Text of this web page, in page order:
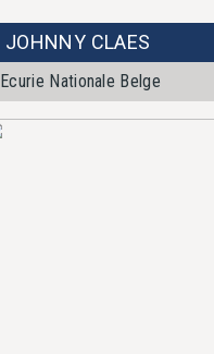
JOHNNY CLAES
Ecurie Nationale Belge